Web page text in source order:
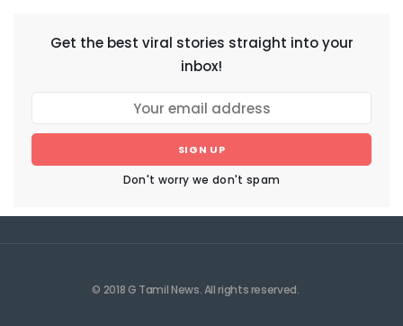
Get the best viral stories straight into your
inbox!
SIGN UP
Don't worry we don't spam
© 2018 G Tamil News. All rights reserved.